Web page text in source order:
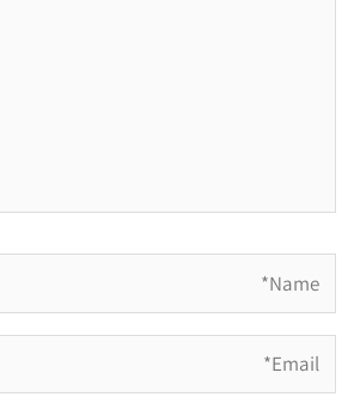
Email*